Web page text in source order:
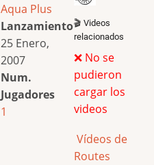
Aqua Plus
Lanzamiento
25 Enero,
2007
Num.
Jugadores
1
🎬 Videos
relacionados
❌ No se
pudieron
cargar los
videos
Vídeos de
Routes